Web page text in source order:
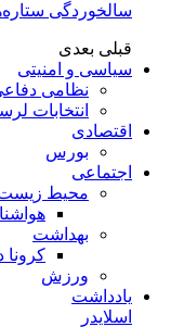
سالخوردگی
قبلی بعدی
سیاسی و امنیتی
نظامی
انتخابات
اقتصادی
بورس
اجتماعی
محیط
بهداشت
کرونا
ورزش
یادداشت
اسلایدر